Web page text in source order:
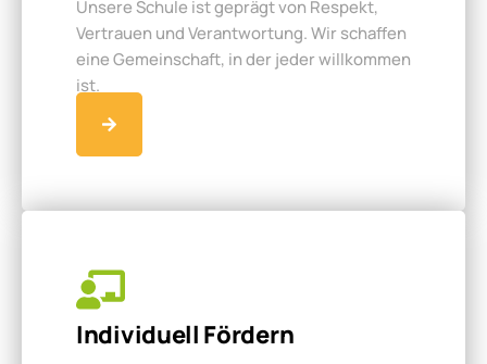
Unsere Schule ist geprägt von Respekt,
Vertrauen und Verantwortung. Wir schaffen
eine Gemeinschaft, in der jeder willkommen
ist.
Individuell Fördern